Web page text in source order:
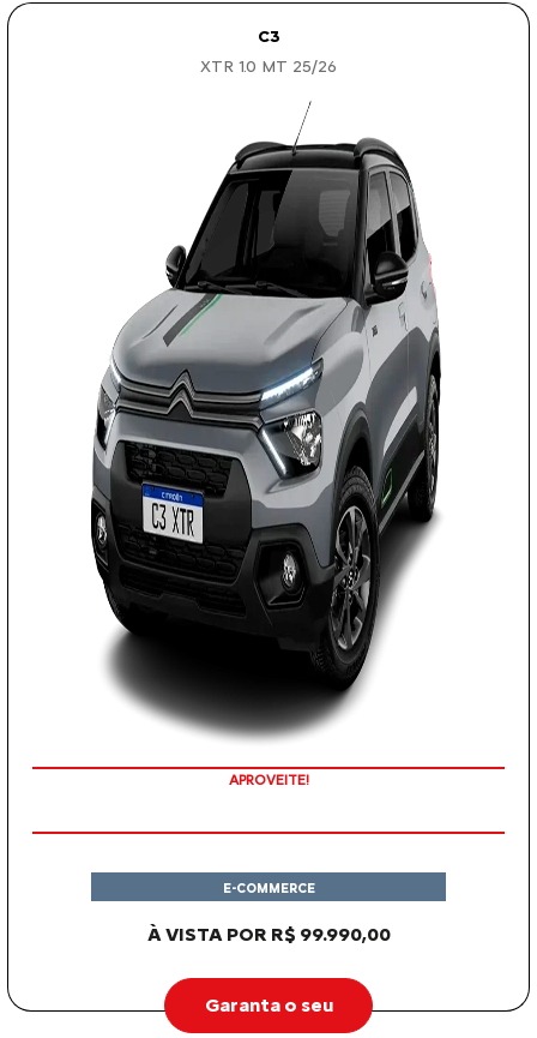
C3
XTR 1.0 MT 25/26
APROVEITE!
À VISTA POR R$ 99.990,00
E-COMMERCE
Garanta o seu